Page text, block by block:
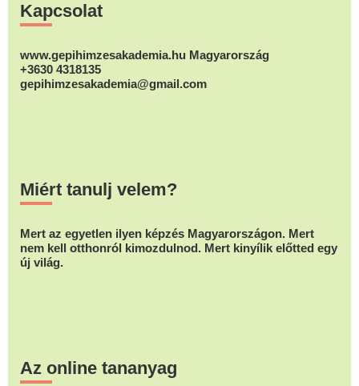
Kapcsolat
www.gepihimzesakademia.hu Magyarország
+3630 4318135
gepihimzesakademia@gmail.com
Miért tanulj velem?
Mert az egyetlen ilyen képzés Magyarországon. Mert
nem kell otthonról kimozdulnod. Mert kinyílik előtted egy
új világ.
Az online tananyag